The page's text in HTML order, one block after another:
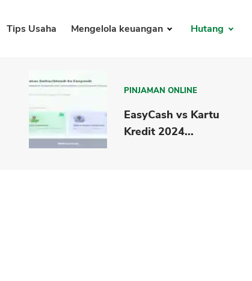
Tips Usaha Mengelola keuangan Hutang
PINJAMAN ONLINE
EasyCash vs Kartu
Kredit 2024...